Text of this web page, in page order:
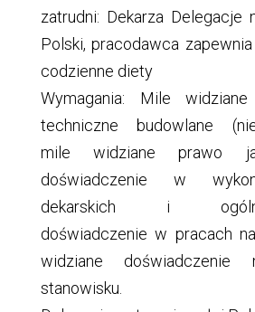
zatrudni: Dekarza Delegacje
Polski, pracodawca
codzienne diety
Wymagania: Mile widziane
techniczne budowlane
mile widziane prawo
doświadczenie w
dekarskich i
doświadczenie w pracach
widziane doświadczenie
stanowisku.